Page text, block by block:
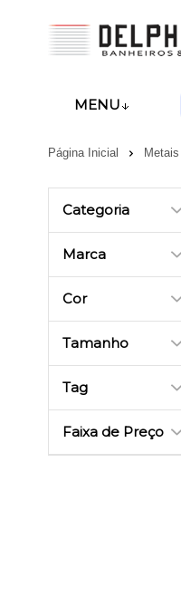
MENU
Página Inicial Metais
Categoria
Marca
Cor
Tamanho
Tag
Faixa de Preço